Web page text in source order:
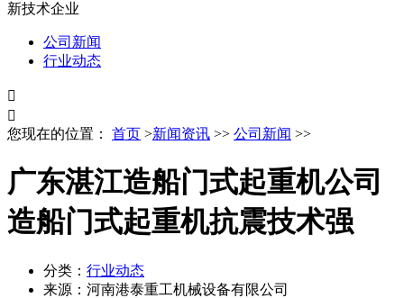
新技术企业
公司新闻
行业动态


您现在的位置： 首页 >新闻资讯 >> 公司新闻 >>
广东湛江造船门式起重机公司
造船门式起重机抗震技术强
分类： 行业动态
来源： 河南港泰重工机械设备有限公司